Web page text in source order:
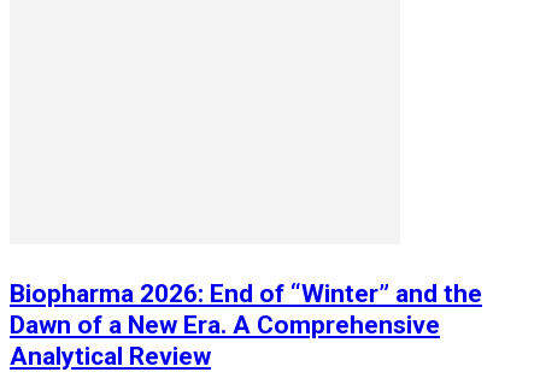
Biopharma 2026: End of “Winter” and the
Dawn of a New Era. A Comprehensive
Analytical Review